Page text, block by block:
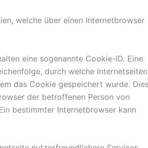
welche über einen Internetbrowser
eine sogenannte Cookie-ID. Eine
durch welche Internetseiten
das Cookie gespeichert wurde.
der betroffenen Person von
bestimmter Internetbrowser kann